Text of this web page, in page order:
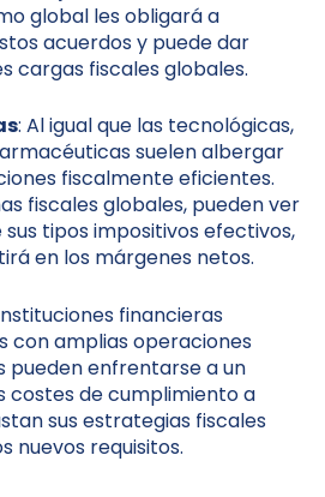
global les obligará a
acuerdos y puede dar
cargas fiscales globales.
: Al igual que las tecnológicas,
suelen albergar
fiscalmente eficientes.
fiscales globales, pueden ver
tipos impositivos efectivos,
en los márgenes netos.
financieras
con amplias operaciones
pueden enfrentarse a un
costes de cumplimiento a
sus estrategias fiscales
nuevos requisitos.